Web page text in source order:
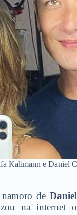
Kalimann e Daniel
deDaniel
na internet o